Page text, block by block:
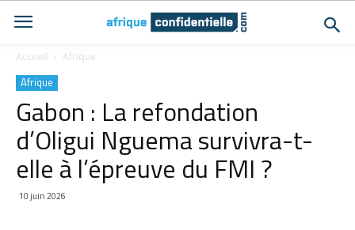
Accueil Afrique
Afrique
Gabon : La refondation
d’Oligui Nguema survivra-t-
elle à l’épreuve du FMI ?
10 juin 2026